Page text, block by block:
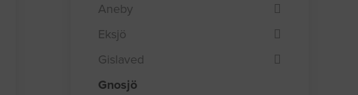
Aneby
Eksjö
Gislaved
Gnosjö